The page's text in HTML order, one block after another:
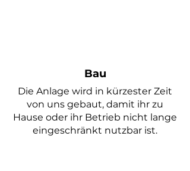
Bau
Die Anlage wird in kürzester Zeit
von uns gebaut, damit ihr zu
Hause oder ihr Betrieb nicht lange
eingeschränkt nutzbar ist.